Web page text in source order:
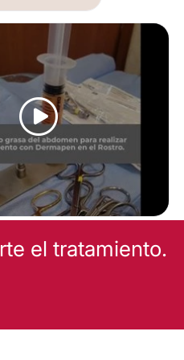
FACIAL
el tratamiento.